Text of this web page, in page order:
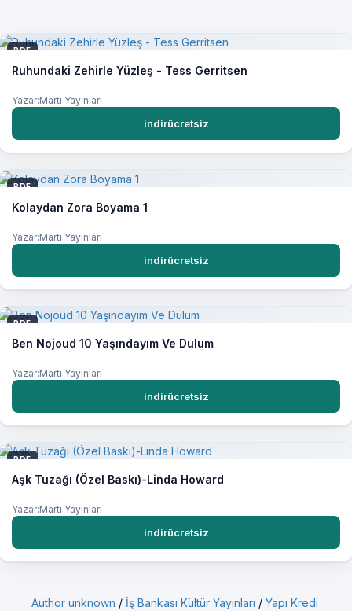
PDF
Ruhundaki Zehirle Yüzleş - Tess Gerritsen
Yazar:Martı Yayınları
indirücretsiz
PDF
Kolaydan Zora Boyama 1
Yazar:Martı Yayınları
indirücretsiz
PDF
Ben Nojoud 10 Yaşındayım Ve Dulum
Yazar:Martı Yayınları
indirücretsiz
PDF
Aşk Tuzağı (Özel Baskı)-Linda Howard
Yazar:Martı Yayınları
indirücretsiz
Author unknown / İş Bankası Kültür Yayınları / Yapı Kredi